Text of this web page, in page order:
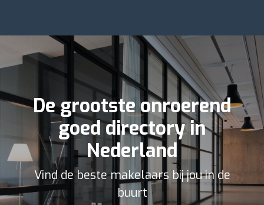
De grootste onroerend
goed directory in
Nederland
Vind de beste makelaars bij jou in de
buurt